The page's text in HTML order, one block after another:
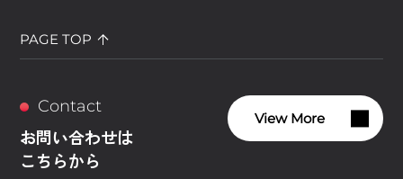
PAGE TOP
Contact
お問い合わせは
こちらから
View More